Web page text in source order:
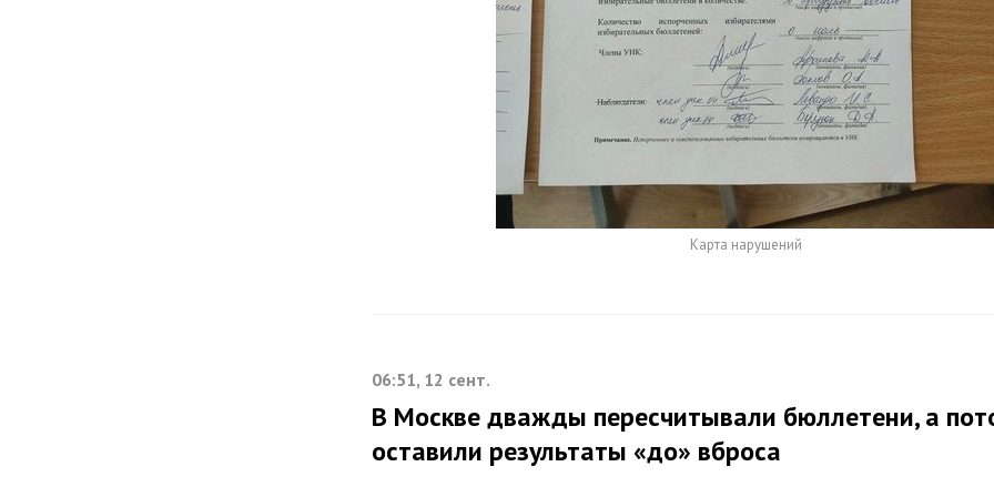
Карта нарушений
06:51, 12 сент.
В Москве дважды пересчитывали бюллетени, а
оставили результаты «до» вброса